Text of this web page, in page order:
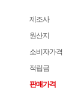
제조사
원산지
소비자가격
적립금
판매가격